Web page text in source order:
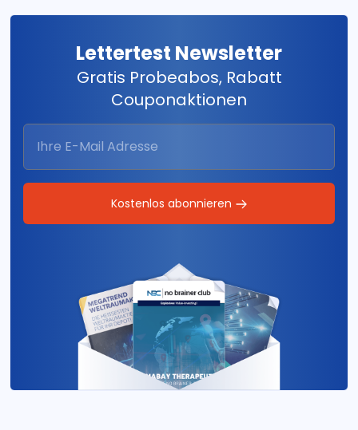
Lettertest Newsletter
Gratis Probeabos, Rabatt
Couponaktionen
Kostenlos abonnieren